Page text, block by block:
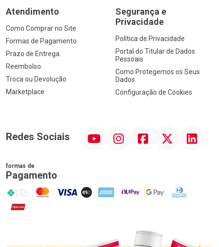
Atendimento
Como Comprar no Site
Formas de Pagamento
Prazo de Entrega
Reembolso
Troca ou Devolução
Marketplace
Segurança e
Privacidade
Política de Privacidade
Portal do Titular de Dados
Pessoais
Como Protegemos os Seus
Dados
Configuração de Cookies
Redes Sociais InstagramFacebookTwitter Linkedin
formas de
Pagamento
PIX MasterCard
VISA ELO AMEX NuPay Google PayDiners Club
Hipercard
Promoção em Destaque